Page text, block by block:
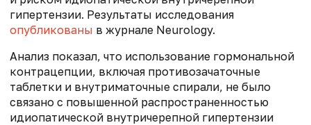
гипертензии. Результаты исследования
опубликованы в журнале Neurology.
Анализ показал, что использование гормональной
контрацепции, включая противозачаточные
таблетки и внутриматочные спирали, не было
связано с повышенной распространенностью
идиопатической внутричерепной гипертензии